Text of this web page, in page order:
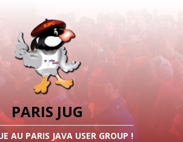
PARIS JUG
AU PARIS JAVA USER GROUP !